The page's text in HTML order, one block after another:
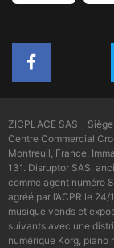
ZICPLACE SAS -
Centre Commercial
Montreuil, France.
131. Disruptor SAS,
comme agent numéro
agréé par l’ACPR le
musique vends et
suivants avec une
numérique Korg, piano